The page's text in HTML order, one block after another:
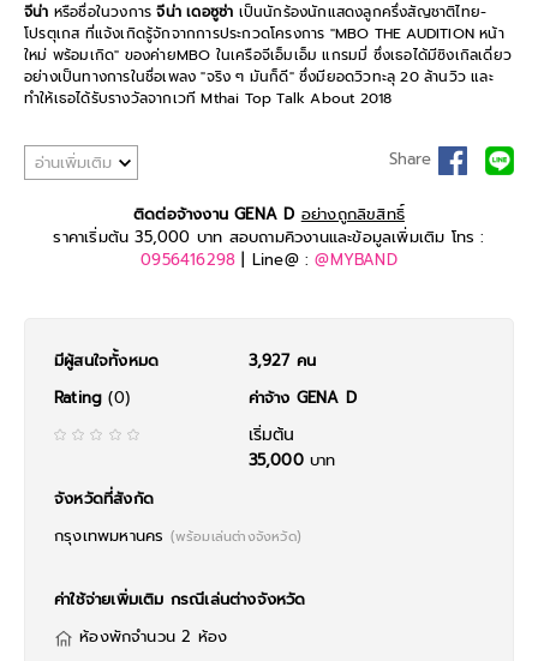
จีน่า หรือชื่อในวงการจีน่า เดอซูซ่า เป็นนักร้องนักแสดงลูกครึ่งสัญชาติไทย-
โปรตุเกส ที่แจ้งเกิดรู้จักจากการประกวดโครงการ "MBO THE AUDITION หน้า
ใหม่ พร้อมเกิด" ของค่ายMBO ในเครือจีเอ็มเอ็ม แกรมมี่ ซึ่งเธอได้มีซิงเกิลเดี่ยว
อย่างเป็นทางการในชื่อเพลง "จริง ๆ มันก็ดี" ซึ่งมียอดวิวทะลุ 20 ล้านวิว และ
ทำให้เธอได้รับรางวัลจากเวที Mthai Top Talk About 2018
อ่านเพิ่มเติม Share
ติดต่อจ้างงาน GENA D อย่างถูกลิขสิทธิ์
ราคาเริ่มต้น 35,000 บาท สอบถามคิวงานและข้อมูลเพิ่มเติม โทร :
0956416298 | Line@ :@MYBAND
มีผู้สนใจทั้งหมด
3,927 คน
Rating (0) ค่าจ้าง GENA D
เริ่มต้น
35,000บาท
จังหวัดที่สังกัด
กรุงเทพมหานคร (พร้อมเล่นต่างจังหวัด)
ค่าใช้จ่ายเพิ่มเติม กรณีเล่นต่างจังหวัด
ห้องพักจำนวน 2 ห้อง